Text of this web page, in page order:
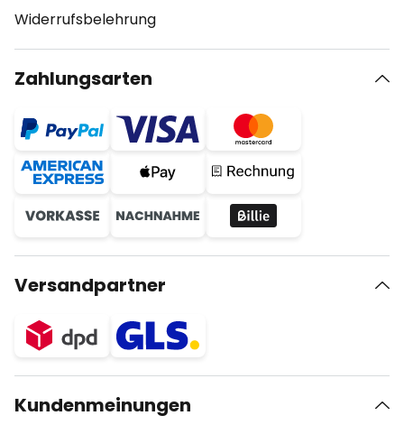
Widerrufsbelehrung
Zahlungsarten
Versandpartner
Kundenmeinungen